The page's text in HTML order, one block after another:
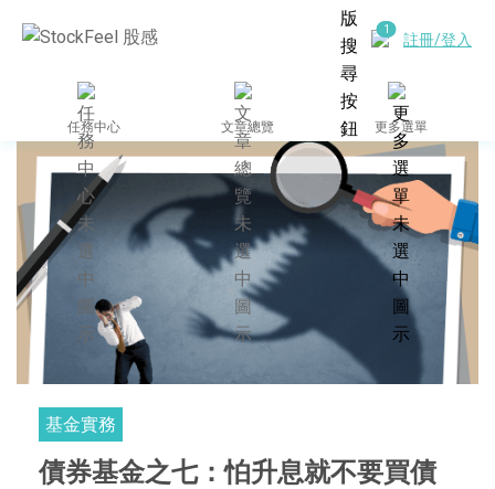
註冊/登入
任務中心 文章總覽 更多選單
基金實務
債券基金之七：怕升息就不要買債